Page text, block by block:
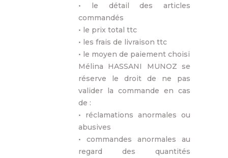
• le détail des articles
commandés
• le prix total ttc
• les frais de livraison ttc
• le moyen de paiement choisi
Mélina HASSANI MUNOZ se
réserve le droit de ne pas
valider la commande en cas
de :
• réclamations anormales ou
abusives
• commandes anormales au
regard des quantités